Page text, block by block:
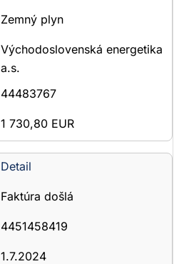
Zemný plyn
Východoslovenská energetika
a.s.
44483767
1 730,80 EUR
Detail
Faktúra došlá
4451458419
1.7.2024